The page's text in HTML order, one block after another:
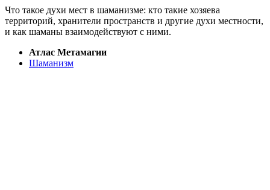
Что такое духи мест в шаманизме: кто такие хозяева
территорий, хранители пространств и другие духи местности,
и как шаманы взаимодействуют с ними.
Атлас Метамагии
Шаманизм